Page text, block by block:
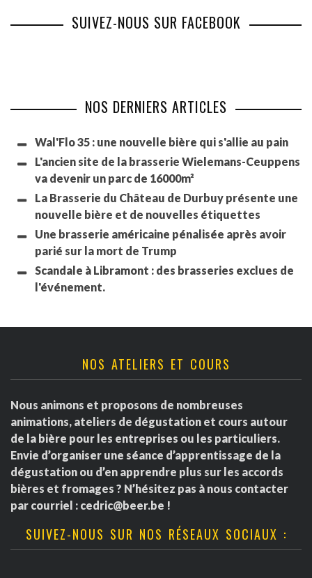
SUIVEZ-NOUS SUR FACEBOOK
NOS DERNIERS ARTICLES
Wal'Flo 35 : une nouvelle bière qui s'allie au pain
L'ancien site de la brasserie Wielemans-Ceuppens
va devenir un parc de 16000m²
La Brasserie du Château de Durbuy présente une
nouvelle bière et de nouvelles étiquettes
Une brasserie américaine pénalisée après avoir
parié sur la mort de Trump
Scandale à Libramont : des brasseries exclues de
l'événement.
NOS ATELIERS ET COURS
Nous animons et proposons de nombreuses
animations, ateliers de dégustation et cours autour
de la bière pour les entreprises ou les particuliers.
Envie d’organiser une séance d’apprentissage de la
dégustation ou d’en apprendre plus sur les accords
bières et fromages ? N’hésitez pas à nous contacter
par courriel : cedric@beer.be !
SUIVEZ-NOUS SUR NOS RÉSEAUX SOCIAUX :